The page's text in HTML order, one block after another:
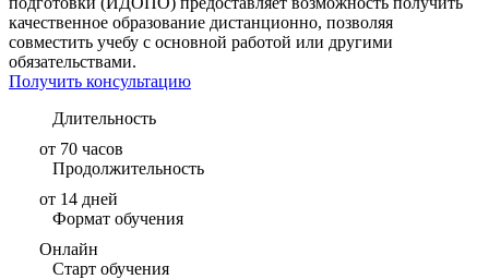
качественное образование дистанционно, позволяя
совместить учебу с основной работой или другими
обязательствами.
Получить консультацию
Длительность
от 70 часов
Продолжительность
от 14 дней
Формат обучения
Онлайн
Старт обучения